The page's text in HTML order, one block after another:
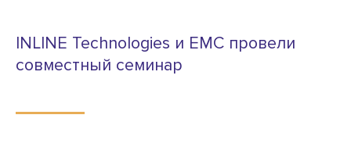
INLINE Technologies и EMC провели
совместный семинар